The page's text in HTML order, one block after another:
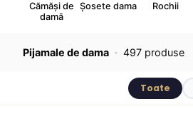
Cămăși de
damă
Șosete dama Rochii
Pijamale de dama · 497 produse
Toate